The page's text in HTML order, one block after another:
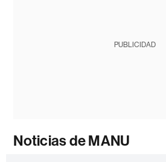
PUBLICIDAD
Noticias de MANU